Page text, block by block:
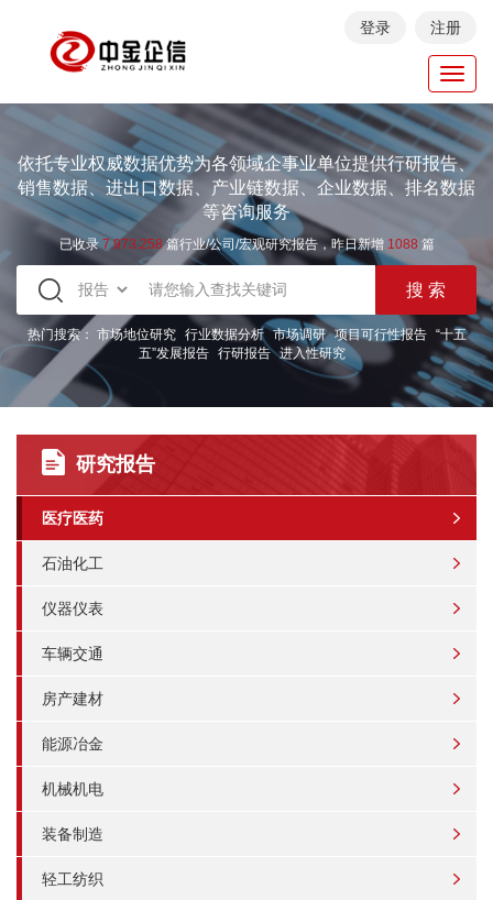
登录 注册
依托专业权威数据优势为各领域企事业单位提供行研报告、
销售数据、进出口数据、产业链数据、企业数据、排名数据
等咨询服务
已收录7.973.258篇行业/公司/宏观研究报告，昨日新增 1088 篇
热门搜索： 市场地位研究 行业数据分析 市场调研 项目可行性报告
“十五
五”发展报告 行研报告 进入性研究
研究报告
医疗医药
石油化工
仪器仪表
车辆交通
房产建材
能源冶金
机械机电
装备制造
轻工纺织